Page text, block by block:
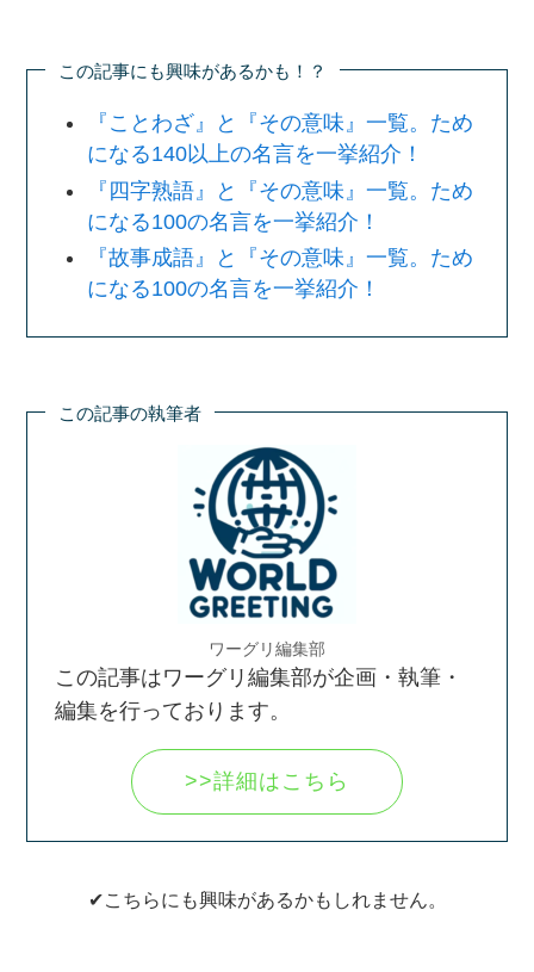
この記事にも興味があるかも！？
『ことわざ』と『その意味』一覧。ため
になる140以上の名言を一挙紹介！
『四字熟語』と『その意味』一覧。ため
になる100の名言を一挙紹介！
『故事成語』と『その意味』一覧。ため
になる100の名言を一挙紹介！
この記事の執筆者
ワーグリ編集部
この記事はワーグリ編集部が企画・執筆・
編集を行っております。
>>詳細はこちら
✔こちらにも興味があるかもしれません。